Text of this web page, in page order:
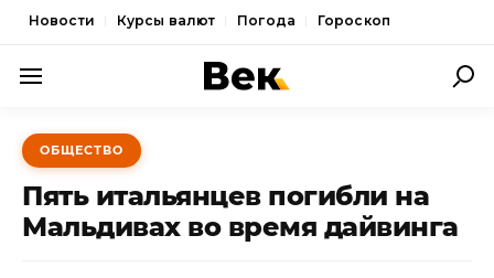
Новости Курсы валют Погода Гороскоп
ПОЛИТИКА
ЭКОНОМИКА
ОБЩЕСТВО
ОБЩЕСТВО
Пять итальянцев погибли на
Мальдивах во время дайвинга